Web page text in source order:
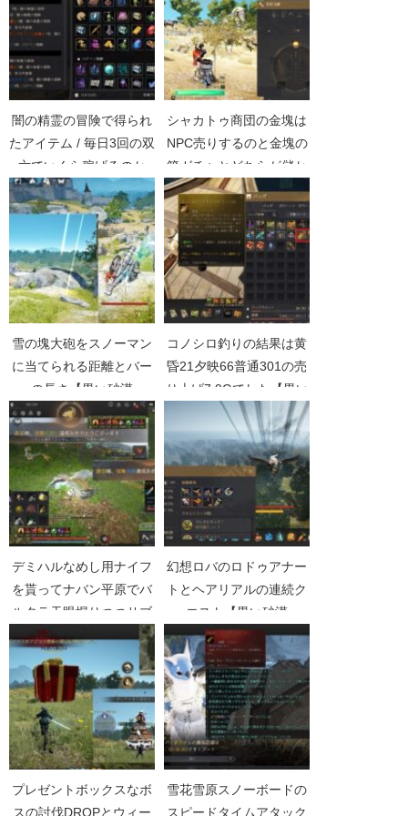
闇の精霊の冒険で得られ
たアイテム / 毎日3回の双
六でいくら稼げるのか
【黒い砂漠Part2542】
シャカトゥ商団の金塊は
NPC売りするのと金塊の
箱ガチャとどちらが儲か
るか【黒い砂漠
Part3048】
雪の塊大砲をスノーマン
に当てられる距離とバー
の長さ【黒い砂漠
Part2778】
コノシロ釣りの結果は黄
昏21夕映66普通301の売
り上げ7.9Gでした【黒い
砂漠Part5225】
デミハルなめし用ナイフ
を貰ってナバン平原でバ
ルタラ天眼堀りつつサブ
子の採集上げ【黒い砂漠
Part3509】
幻想ロバのロドゥアナー
トとヘアリアルの連続ク
エスト【黒い砂漠
Part3507】
プレゼントボックスなボ
スの討伐DROPとウィー
雪花雪原スノーボードの
スピードタイムアタック